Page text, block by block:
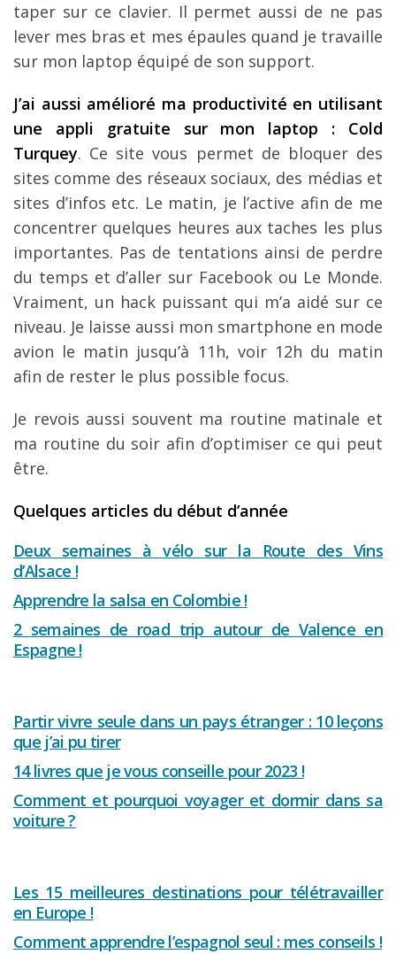
taper sur ce clavier. Il permet aussi de ne pas
lever mes bras et mes épaules quand je travaille
sur mon laptop équipé de son support.
J’ai aussi amélioré ma productivité en utilisant
une appli gratuite sur mon laptop : Cold
Turquey. Ce site vous permet de bloquer des
sites comme des réseaux sociaux, des médias et
sites d’infos etc. Le matin, je l’active afin de me
concentrer quelques heures aux taches les plus
importantes. Pas de tentations ainsi de perdre
du temps et d’aller sur Facebook ou Le Monde.
Vraiment, un hack puissant qui m’a aidé sur ce
niveau. Je laisse aussi mon smartphone en mode
avion le matin jusqu’à 11h, voir 12h du matin
afin de rester le plus possible focus.
Je revois aussi souvent ma routine matinale et
ma routine du soir afin d’optimiser ce qui peut
être.
Quelques articles du début d’année
Deux semaines à vélo sur la Route des Vins
d’Alsace !
Apprendre la salsa en Colombie !
2 semaines de road trip autour de Valence en
Espagne !
Partir vivre seule dans un pays étranger : 10 leçons
que j’ai pu tirer
14 livres que je vous conseille pour 2023 !
Comment et pourquoi voyager et dormir dans sa
voiture ?
Les 15 meilleures destinations pour télétravailler
en Europe !
Comment apprendre l’espagnol seul : mes conseils !